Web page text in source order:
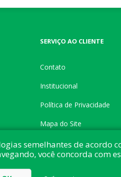
SERVIÇO AO CLIENTE
Contato
Institucional
Política de Privacidade
Mapa do Site
autorais © 2026 Button Shop. Todos
semelhantes de acordo
você concorda com